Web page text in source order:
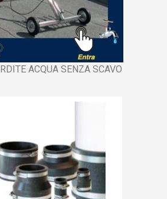
ACQUA SENZA SCAVO